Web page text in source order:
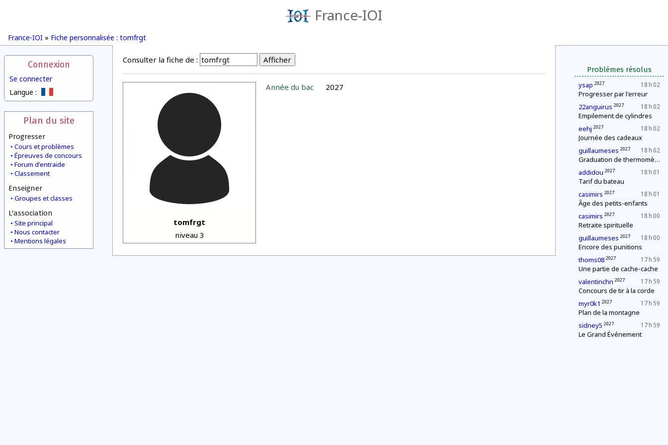
France-IOI
France-IOI » Fiche personnalisée : tomfrgt
Connexion
Se connecter
Langue :
Plan du site
Progresser
Cours et problèmes
Épreuves de concours
Forum d'entraide
Classement
Enseigner
Groupes et classes
L'association
Site principal
Nous contacter
Mentions légales
Problèmes résolus
18 h 02
ysap 2027
Progresser par l'erreur
18 h 02
22anguirus 2027
Empilement de cylindres
18 h 02
eehj 2027
Journée des cadeaux
18 h 02
guillaumeses 2027
Graduation de thermomètres
18 h 01
addidou 2027
Tarif du bateau
18 h 01
casimirs 2027
Âge des petits-enfants
18 h 00
casimirs 2027
Retraite spirituelle
18 h 00
guillaumeses 2027
Encore des punitions
17 h 59
thoms08 2027
Une partie de cache-cache
17 h 59
valentinchn 2027
Concours de tir à la corde
17 h 59
myr0k1 2027
Plan de la montagne
17 h 59
sidney5 2027
Le Grand Événement
Consulter la fiche de :
tomfrgt
niveau 3
Année du bac 2027